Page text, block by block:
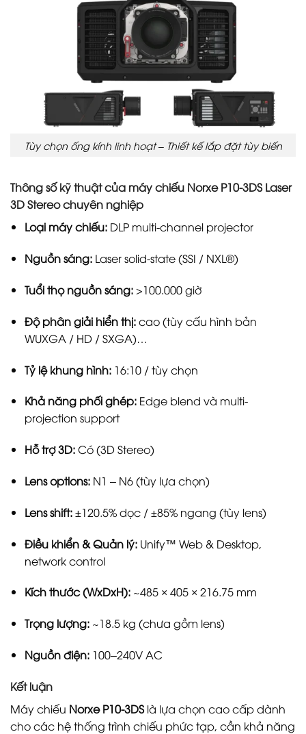
Tùy chọn ống kính linh hoạt – Thiết kế lắp đặt tùy biến
Thông số kỹ thuật của máy chiếu Norxe P10-3DS Laser
3D Stereo chuyên nghiệp
Loại máy chiếu:DLP multi-channel projector
Nguồn sáng:Laser solid-state (SSI / NXL®)
Tuổi thọ nguồn sáng:>100.000 giờ
Độ phân giải hiển thị:cao (tùy cấu hình bản
WUXGA / HD / SXGA)…
Tỷ lệ khung hình:16:10 / tùy chọn
Khả năng phối ghép:Edge blend và multi-
projection support
Hỗ trợ 3D:Có (3D Stereo)
Lens options:N1 – N6 (tùy lựa chọn)
Lens shift:±120.5% dọc / ±85% ngang (tùy lens)
Điều khiển & Quản lý:Unify™ Web & Desktop,
network control
Kích thước (WxDxH):~485 × 405 × 216.75 mm
Trọng lượng:~18.5 kg (chưa gồm lens)
Nguồn điện:100–240V AC
Kết luận
Máy chiếu Norxe P10-3DSlà lựa chọn cao cấp dành
cho các hệ thống trình chiếu phức tạp, cần khả năng